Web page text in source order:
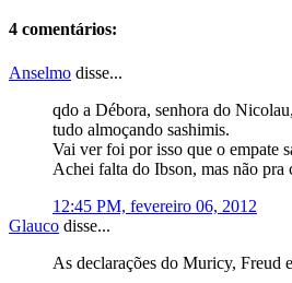
4 comentários:
Anselmo disse...
qdo a Débora, senhora do
tudo almoçando sashimis.
Vai ver foi por isso que o empate
Achei falta do Ibson, mas não
12:45 PM, fevereiro 06, 2012
Glauco disse...
As declarações do Muricy, Freud